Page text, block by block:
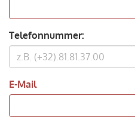
Telefonnummer:
E-Mail